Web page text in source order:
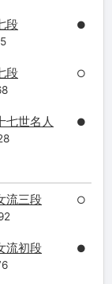
段 ●
段 ○
七世名人 ●
流三段 ○
流初段 ●